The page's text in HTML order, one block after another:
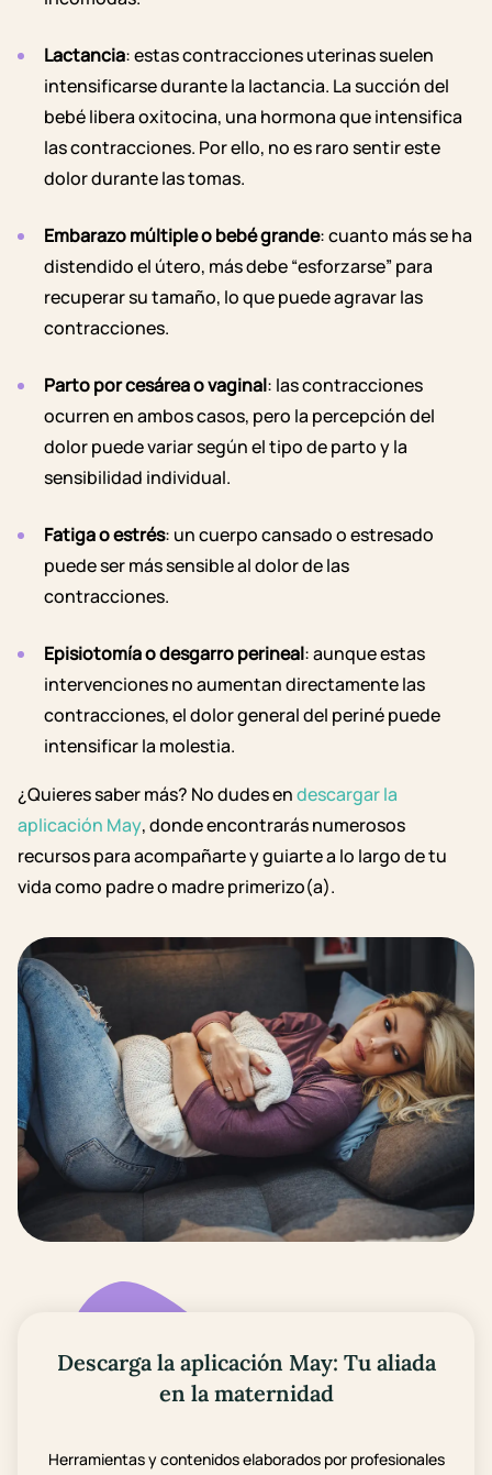
Lactancia: estas contracciones uterinas suelen
intensificarse durante la lactancia. La succión del
bebé libera oxitocina, una hormona que intensifica
las contracciones. Por ello, no es raro sentir este
dolor durante las tomas.
Embarazo múltiple o bebé grande: cuanto más se ha
distendido el útero, más debe “esforzarse” para
recuperar su tamaño, lo que puede agravar las
contracciones.
Parto por cesárea o vaginal: las contracciones
ocurren en ambos casos, pero la percepción del
dolor puede variar según el tipo de parto y la
sensibilidad individual.
Fatiga o estrés: un cuerpo cansado o estresado
puede ser más sensible al dolor de las
contracciones.
Episiotomía o desgarro perineal: aunque estas
intervenciones no aumentan directamente las
contracciones, el dolor general del periné puede
intensificar la molestia.
¿Quieres saber más? No dudes endescargar la
aplicación May, donde encontrarás numerosos
recursos para acompañarte y guiarte a lo largo de tu
vida como padre o madre primerizo(a).
Descarga la aplicación May: Tu aliada
en la maternidad
Herramientas y contenidos elaborados por profesionales